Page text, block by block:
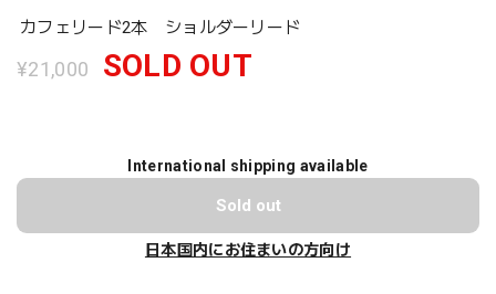
カフェリード2本 ショルダーリード
¥21,000 SOLD OUT
International shipping available
Sold out
日本国内にお住まいの方向け